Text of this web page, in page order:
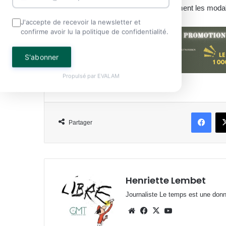
parlementaire, qui validera définitivement les
Partager
Henriette Lembet
Journaliste Le temps est une
WebsiteFacebook
X
J'accepte de recevoir la newsletter et
confirme avoir lu la politique de confidentialité.
S'abonner
Propulsé par EVALAM